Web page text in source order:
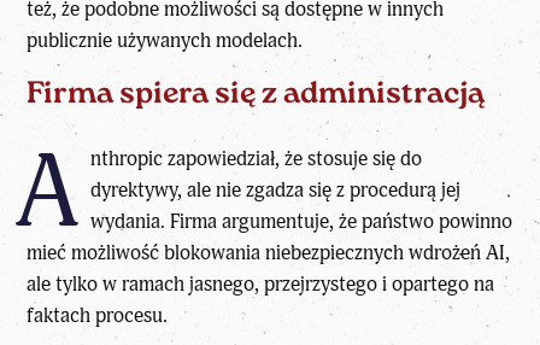
też, że podobne możliwości są dostępne w innych
publicznie używanych modelach.
Firma spiera się z administracją
A nthropic zapowiedział, że stosuje się do
dyrektywy, ale nie zgadza się z procedurą jej
wydania. Firma argumentuje, że państwo powinno
mieć możliwość blokowania niebezpiecznych wdrożeń AI,
ale tylko w ramach jasnego, przejrzystego i opartego na
faktach procesu.